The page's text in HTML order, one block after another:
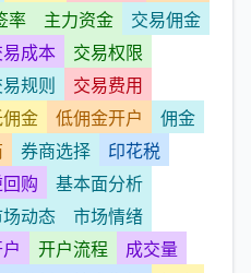
率 主力资金
交易佣金
易成本
交易权限
规则
交易费用
金 低佣金开户
佣金
券商选择
印花税
购
基本面分析
动态
市场情绪
开户流程
成交量